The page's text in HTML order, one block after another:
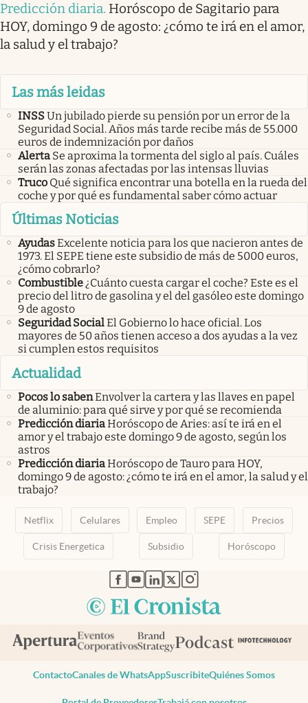
Predicción diaria. Horóscopo de Sagitario para
HOY, domingo 9 de agosto: ¿cómo te irá en el amor,
la salud y el trabajo?
Las más leidas
INSSUn jubilado pierde su pensión por un error de la
Seguridad Social. Años más tarde recibe más de 55.000
euros de indemnización por daños
Alerta Se aproxima la tormenta del siglo al país. Cuáles
serán las zonas afectadas por las intensas lluvias
Truco Qué significa encontrar una botella en la rueda del
coche y por qué es fundamental saber cómo actuar
Últimas Noticias
AyudasExcelente noticia para los que nacieron antes de
1973. El SEPE tiene este subsidio de más de 5000 euros,
¿cómo cobrarlo?
Combustible¿Cuánto cuesta cargar el coche? Este es el
precio del litro de gasolina y el del gasóleo este domingo
9 de agosto
Seguridad SocialEl Gobierno lo hace oficial. Los
mayores de 50 años tienen acceso a dos ayudas a la vez
si cumplen estos requisitos
Actualidad
Pocos lo sabenEnvolver la cartera y las llaves en papel
de aluminio: para qué sirve y por qué se recomienda
Predicción diariaHoróscopo de Aries: así te irá en el
amor y el trabajo este domingo 9 de agosto, según los
astros
Predicción diariaHoróscopo de Tauro para HOY,
domingo 9 de agosto: ¿cómo te irá en el amor, la salud y el
trabajo?
Netflix Celulares Empleo SEPE Precios
Crisis Energetica Subsidio Horóscopo
abre en nueva pestaña
abre en nueva pestaña
abre en nueva pestaña
abre en nueva pestaña
abre en nueva pestaña
ContactoCanales de WhatsAppSuscribiteQuiénes Somos